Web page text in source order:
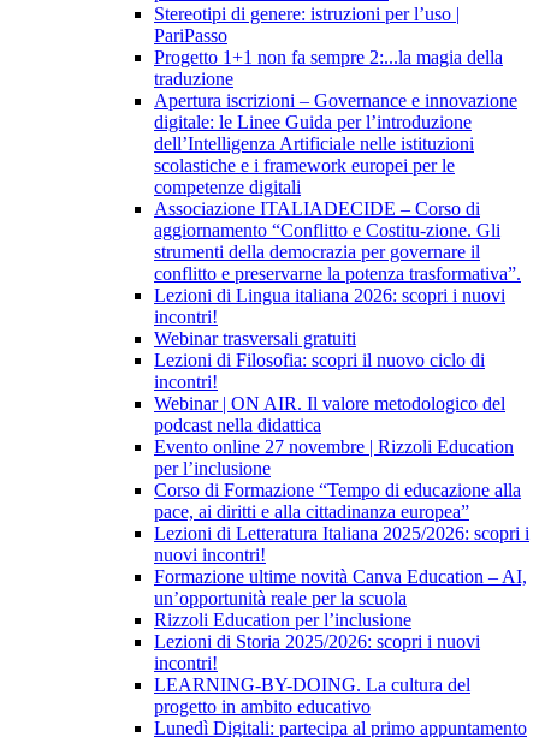
Stereotipi di genere: istruzioni per l’uso |
PariPasso
Progetto 1+1 non fa sempre 2:...la magia della
traduzione
Apertura iscrizioni – Governance e innovazione
digitale: le Linee Guida per l’introduzione
dell’Intelligenza Artificiale nelle istituzioni
scolastiche e i framework europei per le
competenze digitali
Associazione ITALIADECIDE – Corso di
aggiornamento “Conflitto e Costitu-zione. Gli
strumenti della democrazia per governare il
conflitto e preservarne la potenza trasformativa”.
Lezioni di Lingua italiana 2026: scopri i nuovi
incontri!
Webinar trasversali gratuiti
Lezioni di Filosofia: scopri il nuovo ciclo di
incontri!
Webinar | ON AIR. Il valore metodologico del
podcast nella didattica
Evento online 27 novembre | Rizzoli Education
per l’inclusione
Corso di Formazione “Tempo di educazione alla
pace, ai diritti e alla cittadinanza europea”
Lezioni di Letteratura Italiana 2025/2026: scopri i
nuovi incontri!
Formazione ultime novità Canva Education – AI,
un’opportunità reale per la scuola
Rizzoli Education per l’inclusione
Lezioni di Storia 2025/2026: scopri i nuovi
incontri!
LEARNING-BY-DOING. La cultura del
progetto in ambito educativo
Lunedì Digitali: partecipa al primo appuntamento